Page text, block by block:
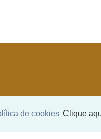
de cookies Clique